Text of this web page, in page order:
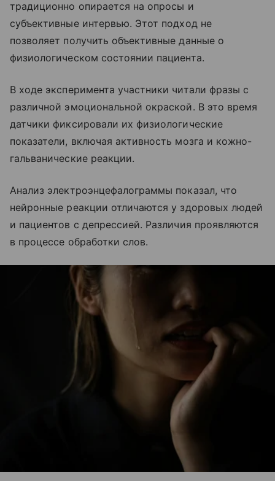
традиционно опирается на опросы и
субъективные интервью. Этот подход не
позволяет получить объективные данные о
физиологическом состоянии пациента.
В ходе эксперимента участники читали фразы с
различной эмоциональной окраской. В это время
датчики фиксировали их физиологические
показатели, включая активность мозга и кожно-
гальванические реакции.
Анализ электроэнцефалограммы показал, что
нейронные реакции отличаются у здоровых людей
и пациентов с депрессией. Различия проявляются
в процессе обработки слов.